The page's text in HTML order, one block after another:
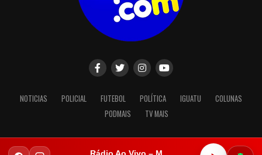
NOTICIAS POLICIAL FUTEBOL POLÍTICA IGUATU
COLUNAS
PODMAIS
TV MAIS